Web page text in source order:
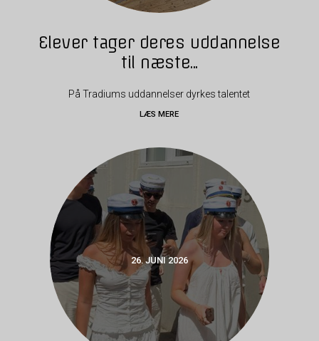
Elever tager deres uddannelse
til næste...
På Tradiums uddannelser dyrkes talentet
LÆS MERE
26. JUNI 2026